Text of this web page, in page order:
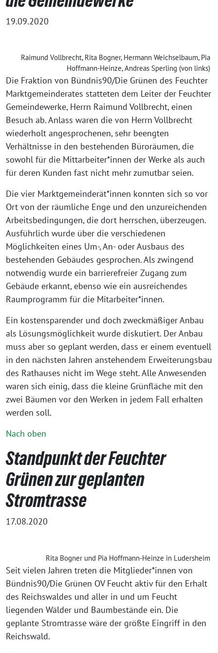
19.09.2020
Raimund Vollbrecht, Rita Bogner, Hermann Weichselbaum, Pia
Hoffmann-Heinze, Andreas Sperling (von links)
Die Fraktion von Bündnis90/Die Grünen des Feuchter
Marktgemeinderates statteten dem Leiter der Feuchter
Gemeindewerke, Herrn Raimund Vollbrecht, einen
Besuch ab. Anlass waren die von Herrn Vollbrecht
wiederholt angesprochenen, sehr beengten
Verhältnisse in den bestehenden Büroräumen, die
sowohl für die Mittarbeiter*innen der Werke als auch
für deren Kunden fast nicht mehr zumutbar seien.
Die vier Marktgemeinderät*innen konnten sich so vor
Ort von der räumliche Enge und den unzureichenden
Arbeitsbedingungen, die dort herrschen, überzeugen.
Ausführlich wurde über die verschiedenen
Möglichkeiten eines Um-, An- oder Ausbaus des
bestehenden Gebäudes gesprochen. Als zwingend
notwendig wurde ein barrierefreier Zugang zum
Gebäude erkannt, ebenso wie ein ausreichendes
Raumprogramm für die Mitarbeiter*innen.
Ein kostensparender und doch zweckmäßiger Anbau
als Lösungsmöglichkeit wurde diskutiert. Der Anbau
muss aber so geplant werden, dass er einem eventuell
in den nächsten Jahren anstehendem Erweiterungsbau
des Rathauses nicht im Wege steht. Alle Anwesenden
waren sich einig, dass die kleine Grünfläche mit den
zwei Bäumen vor den Werken in jedem Fall erhalten
werden soll.
Nach oben
Standpunkt der Feuchter
Grünen zur geplanten
Stromtrasse
17.08.2020
Rita Bogner und Pia Hoffmann-Heinze in Ludersheim
Seit vielen Jahren treten die Mitglieder*innen von
Bündnis90/Die Grünen OV Feucht aktiv für den Erhalt
des Reichswaldes und aller in und um Feucht
liegenden Wälder und Baumbestände ein. Die
geplante Stromtrasse wäre der größte Eingriff in den
Reichswald.